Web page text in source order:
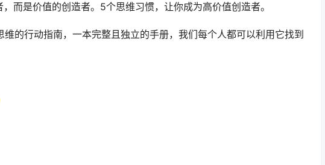
而是价值的创造者。5个思维习惯，让你成为高价值创造者。
的行动指南，一本完整且独立的手册，我们每个人都可以利用它找到